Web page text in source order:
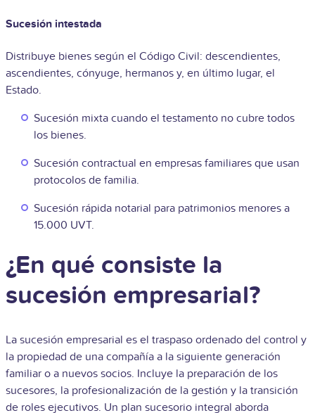
Sucesión intestada
Distribuye bienes según el Código Civil: descendientes,
ascendientes, cónyuge, hermanos y, en último lugar, el
Estado.
Sucesión mixta cuando el testamento no cubre todos
los bienes.
Sucesión contractual en empresas familiares que usan
protocolos de familia.
Sucesión rápida notarial para patrimonios menores a
15.000 UVT.
¿En qué consiste la
sucesión empresarial?
La sucesión empresarial es el traspaso ordenado del control y
la propiedad de una compañía a la siguiente generación
familiar o a nuevos socios. Incluye la preparación de los
sucesores, la profesionalización de la gestión y la transición
de roles ejecutivos. Un plan sucesorio integral aborda